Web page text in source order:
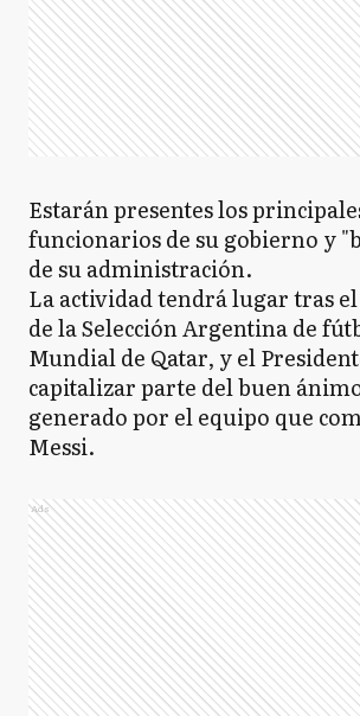
Estarán presentes los
funcionarios de su gobierno y
de su administración.
La actividad tendrá lugar tras
de la Selección Argentina de
Mundial de Qatar, y el
capitalizar parte del buen
generado por el equipo que
Messi.
Ads